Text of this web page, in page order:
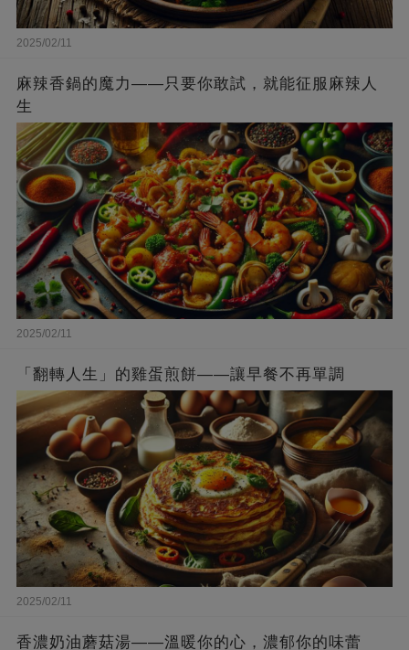
2025/02/11
麻辣香鍋的魔力——只要你敢試，就能征服麻辣人
生
2025/02/11
「翻轉人生」的雞蛋煎餅——讓早餐不再單調
2025/02/11
香濃奶油蘑菇湯——溫暖你的心，濃郁你的味蕾